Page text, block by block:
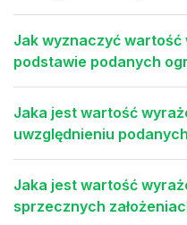
Jak wyznaczyć wartość
podstawie podanych
Jaka jest wartość
uwzględnieniu
Jaka jest wartość
sprzecznych